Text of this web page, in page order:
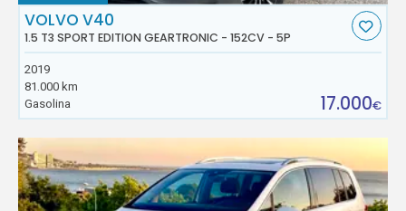
VOLVO V40
1.5 T3 SPORT EDITION GEARTRONIC - 152CV - 5P
2019
81.000 km
Gasolina
17.000€